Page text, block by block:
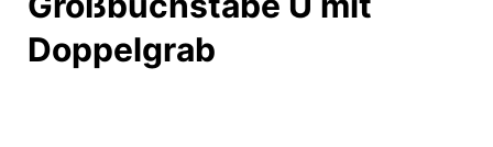
Doppelgrab